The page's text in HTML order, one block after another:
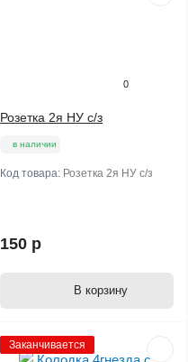
0
Розетка 2я НУ с/з
в наличии
Код товара: Розетка 2я НУ с/з
150 р
В корзину
Заканчивается